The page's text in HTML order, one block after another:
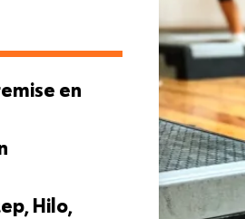
en
Hilo,